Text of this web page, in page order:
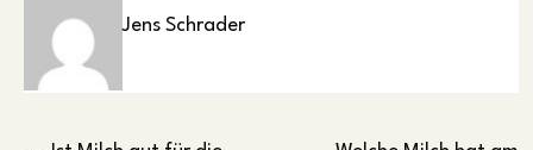
Jens Schrader